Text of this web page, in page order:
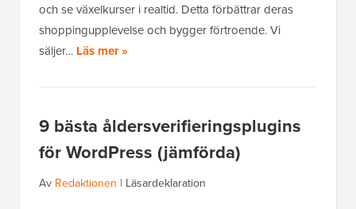
och se växelkurser i realtid. Detta förbättrar deras
shoppingupplevelse och bygger förtroende. Vi
säljer… Läs mer »
9 bästa åldersverifieringsplugins
för WordPress (jämförda)
Av Redaktionen | Läsardeklaration